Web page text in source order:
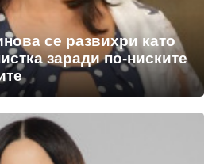
се развихри като
заради по-ниските